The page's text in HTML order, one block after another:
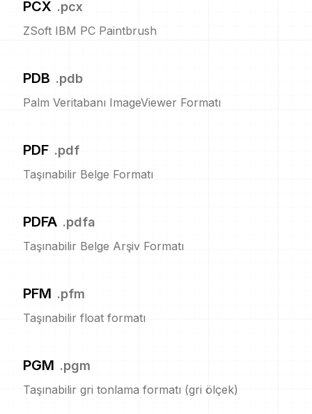
PCX .pcx
ZSoft IBM PC Paintbrush
PDB .pdb
Palm Veritabanı ImageViewer Formatı
PDF .pdf
Taşınabilir Belge Formatı
PDFA .pdfa
Taşınabilir Belge Arşiv Formatı
PFM .pfm
Taşınabilir float formatı
PGM .pgm
Taşınabilir gri tonlama formatı (gri ölçek)